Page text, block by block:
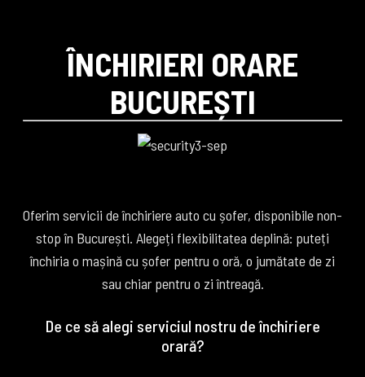
ÎNCHIRIERI ORARE
BUCUREȘTI
Oferim servicii de închiriere auto cu șofer, disponibile non-
stop în București. Alegeți flexibilitatea deplină: puteți
închiria o mașină cu șofer pentru o oră, o jumătate de zi
sau chiar pentru o zi întreagă.
De ce să alegi serviciul nostru de închiriere
orară?